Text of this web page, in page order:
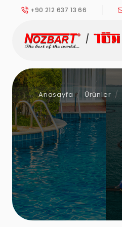
+90 212 637 13 66
Anasayfa Ürünler